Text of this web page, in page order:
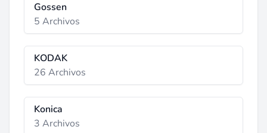
Gossen
5 Archivos
KODAK
26 Archivos
Konica
3 Archivos